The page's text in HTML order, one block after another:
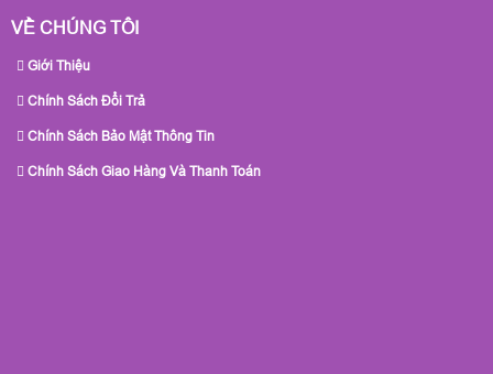
VỀ CHÚNG TÔI
Giới Thiệu
Chính Sách Đổi Trả
Chính Sách Bảo Mật Thông Tin
Chính Sách Giao Hàng Và Thanh Toán